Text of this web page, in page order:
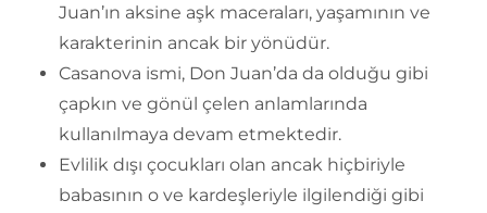
Juan’ın aksine aşk maceraları, yaşamının ve
karakterinin ancak bir yönüdür.
Casanova ismi, Don Juan’da da olduğu gibi
çapkın ve gönül çelen anlamlarında
kullanılmaya devam etmektedir.
Evlilik dışı çocukları olan ancak hiçbiriyle
babasının o ve kardeşleriyle ilgilendiği gibi